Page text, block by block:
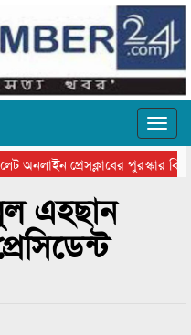
অনলাইন প্রেসক্লাবের পুরস্কার
কিশোর আহাদের খুনি
এহছান